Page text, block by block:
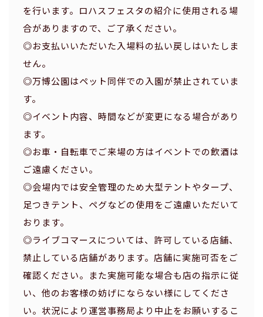
を行います。ロハスフェスタの紹介に使用される場
合がありますので、ご了承ください。
◎お支払いいただいた入場料の払い戻しはいたしま
せん。
◎万博公園はペット同伴での入園が禁止されていま
す。
◎イベント内容、時間などが変更になる場合があり
ます。
◎お車・自転車でご来場の方はイベントでの飲酒は
ご遠慮ください。
◎会場内では安全管理のため大型テントやタープ、
足つきテント、ペグなどの使用をご遠慮いただいて
おります。
◎ライブコマースについては、許可している店舗、
禁止している店舗があります。店舗に実施可否をご
確認ください。また実施可能な場合も店の指示に従
い、他のお客様の妨げにならない様にしてくださ
い。状況により運営事務局より中止をお願いするこ